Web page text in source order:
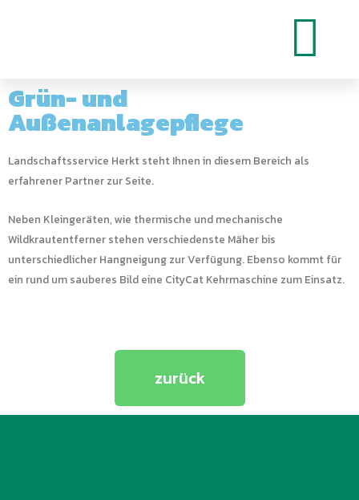
Grün- und
Außenanlagepflege
Landschaftsservice Herkt steht Ihnen in diesem Bereich als
erfahrener Partner zur Seite.
Neben Kleingeräten, wie thermische und mechanische
Wildkrautentferner stehen verschiedenste Mäher bis
unterschiedlicher Hangneigung zur Verfügung. Ebenso kommt für
ein rund um sauberes Bild eine CityCat Kehrmaschine zum Einsatz.
zurück